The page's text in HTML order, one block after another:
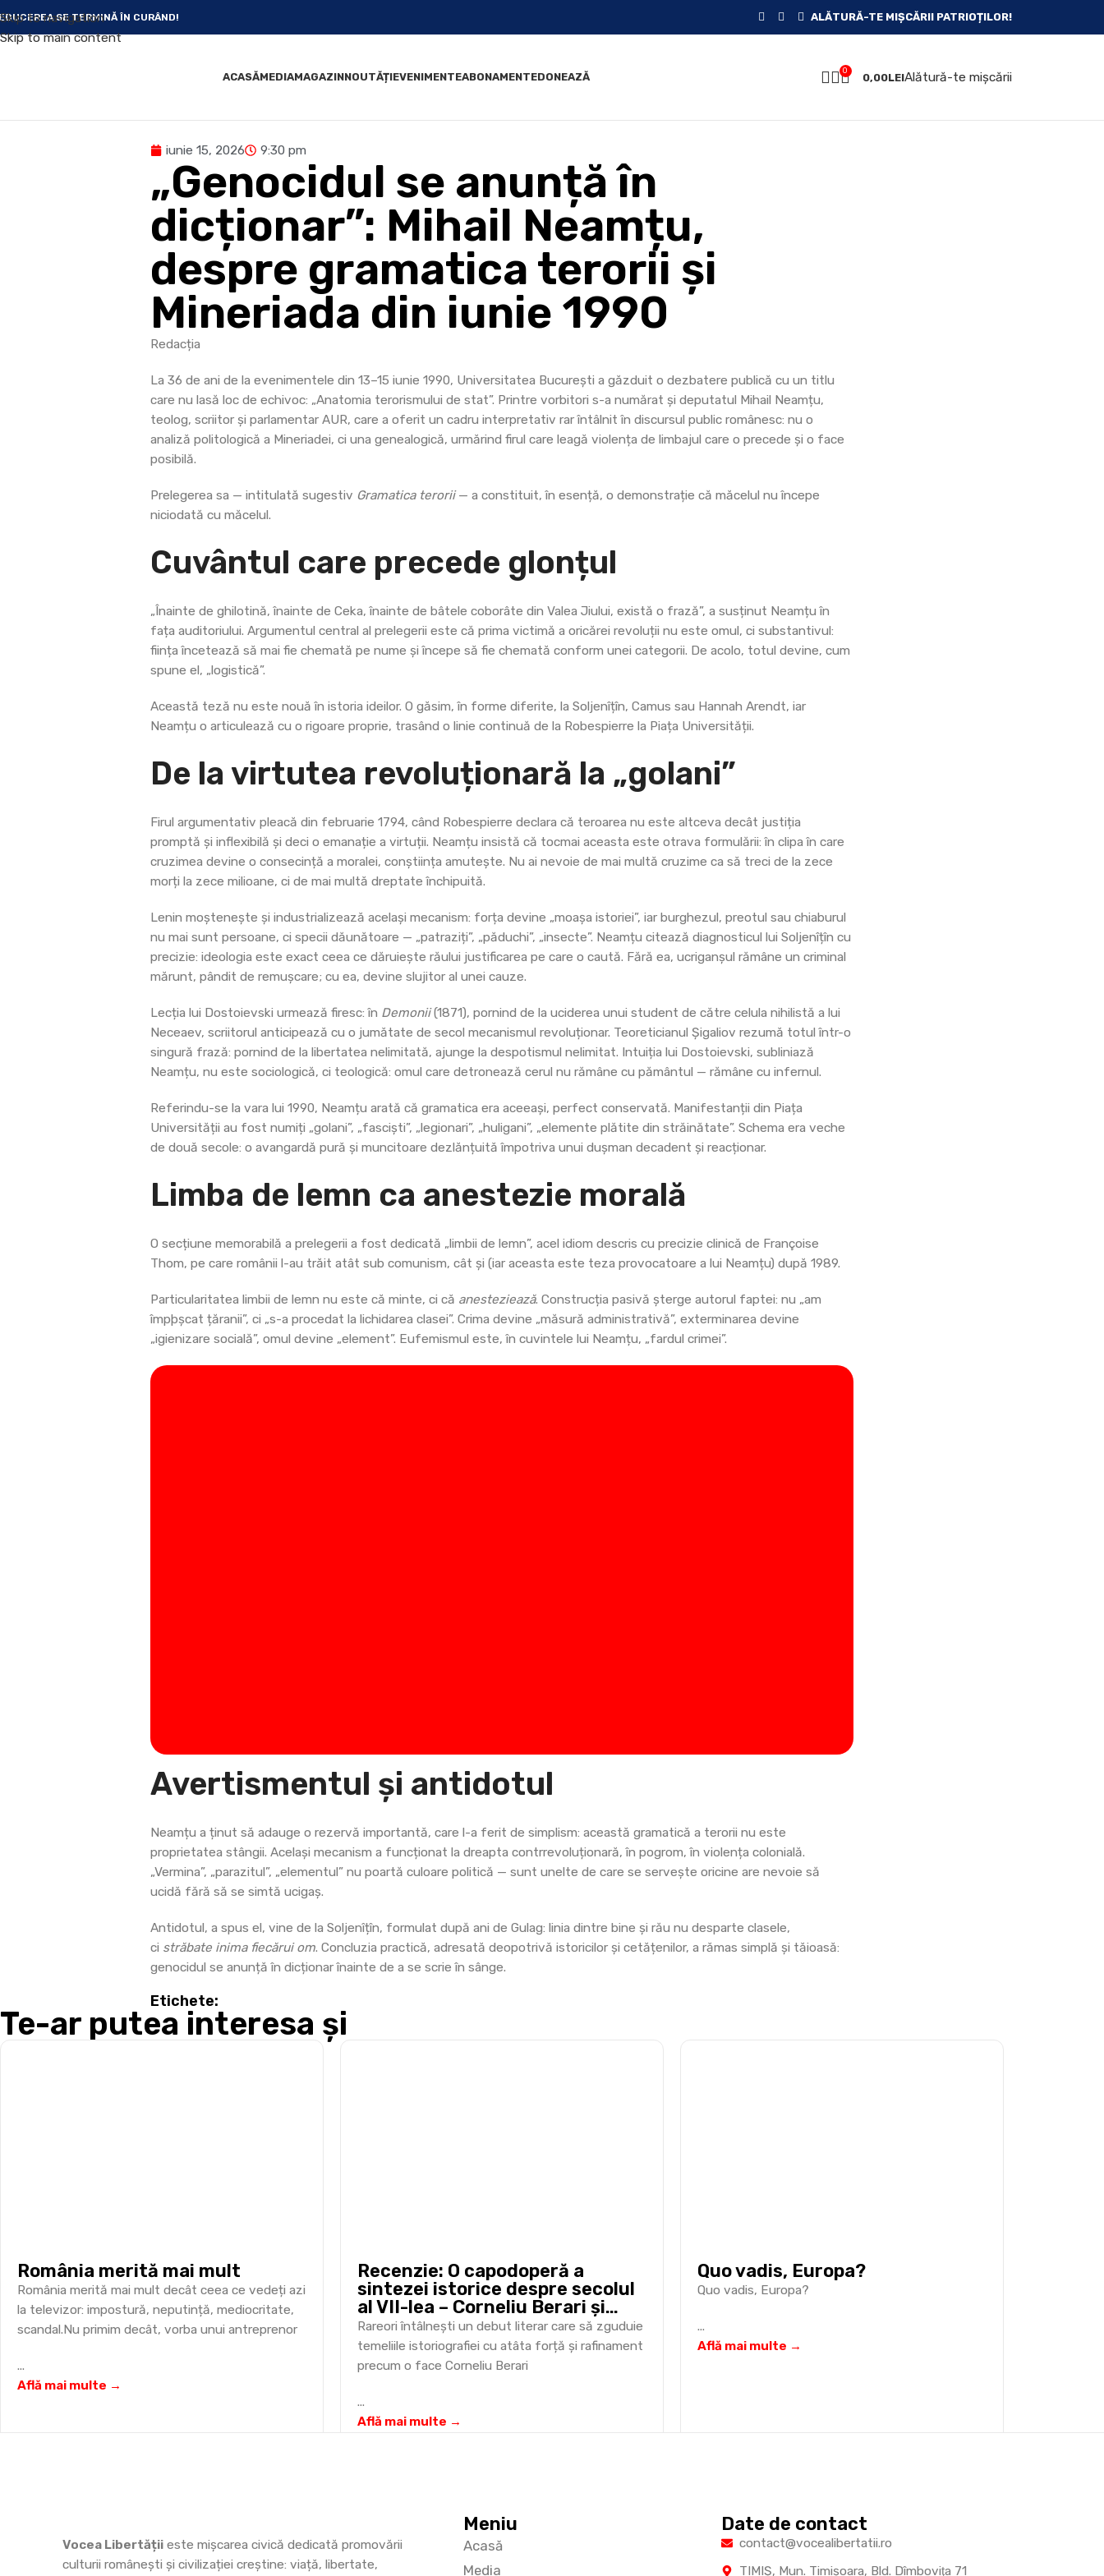
Skip to navigation
Skip to main content
SE TERMINĂ ÎN CURÂND! ALĂTURĂ-TE MIȘCĂRII PATRIOȚILOR!
ACASĂMEDIAMAGAZINNOUTĂȚIEVENIMENTEABONAMENTEDONEAZĂ 0
0,00LEIAlătură-te mișcării
iunie 15, 2026 9:30 pm
„Genocidul se anunță în
dicționar”: Mihail Neamțu,
despre gramatica terorii și
Mineriada din iunie 1990
Redacția
La 36 de ani de la evenimentele din 13–15 iunie 1990, Universitatea București a găzduit o dezbatere publică cu un titlu
care nu lasă loc de echivoc: „Anatomia terorismului de stat”. Printre vorbitori s-a numărat și deputatul Mihail Neamțu,
teolog, scriitor și parlamentar AUR, care a oferit un cadru interpretativ rar întâlnit în discursul public românesc: nu o
analiză politologică a Mineriadei, ci una genealogică, urmărind firul care leagă violența de limbajul care o precede și o face
posibilă.
Prelegerea sa — intitulată sugestiv Gramatica terorii— a constituit, în esență, o demonstrație că măcelul nu începe
niciodată cu măcelul.
Cuvântul care precede glonțul
„Înainte de ghilotină, înainte de Ceka, înainte de bâtele coborâte din Valea Jiului, există o frază”, a susținut Neamțu în
fața auditoriului. Argumentul central al prelegerii este că prima victimă a oricărei revoluții nu este omul, ci substantivul:
ființa încetează să mai fie chemată pe nume și începe să fie chemată conform unei categorii. De acolo, totul devine, cum
spune el, „logistică”.
Această teză nu este nouă în istoria ideilor. O găsim, în forme diferite, la Soljenîțîn, Camus sau Hannah Arendt, iar
Neamțu o articulează cu o rigoare proprie, trasând o linie continuă de la Robespierre la Piața Universității.
De la virtutea revoluționară la „golani”
Firul argumentativ pleacă din februarie 1794, când Robespierre declara că teroarea nu este altceva decât justiția
promptă și inflexibilă și deci o emanație a virtuții. Neamțu insistă că tocmai aceasta este otrava formulării: în clipa în care
cruzimea devine o consecință a moralei, conștiința amutește. Nu ai nevoie de mai multă cruzime ca să treci de la zece
morți la zece milioane, ci de mai multă dreptate închipuită.
Lenin moștenește și industrializează același mecanism: forța devine „moașa istoriei”, iar burghezul, preotul sau chiaburul
nu mai sunt persoane, ci specii dăunătoare — „patraziți”, „păduchi”, „insecte”. Neamțu citează diagnosticul lui Soljenîțîn cu
precizie: ideologia este exact ceea ce dăruiește răului justificarea pe care o caută. Fără ea, ucriganșul rămâne un criminal
mărunt, pândit de remușcare; cu ea, devine slujitor al unei cauze.
Lecția lui Dostoievski urmează firesc: în Demonii(1871), pornind de la uciderea unui student de către celula nihilistă a lui
Neceaev, scriitorul anticipează cu o jumătate de secol mecanismul revoluționar. Teoreticianul Șigaliov rezumă totul într-o
singură frază: pornind de la libertatea nelimitată, ajunge la despotismul nelimitat. Intuiția lui Dostoievski, subliniază
Neamțu, nu este sociologică, ci teologică: omul care detronează cerul nu rămâne cu pământul — rămâne cu infernul.
Referindu-se la vara lui 1990, Neamțu arată că gramatica era aceeași, perfect conservată. Manifestanții din Piața
Universității au fost numiți „golani”, „fasciști”, „legionari”, „huligani”, „elemente plătite din străinătate”. Schema era veche
de două secole: o avangardă pură și muncitoare dezlănțuită împotriva unui dușman decadent și reacționar.
Limba de lemn ca anestezie morală
O secțiune memorabilă a prelegerii a fost dedicată „limbii de lemn”, acel idiom descris cu precizie clinică de Françoise
Thom, pe care românii l-au trăit atât sub comunism, cât și (iar aceasta este teza provocatoare a lui Neamțu) după 1989.
Particularitatea limbii de lemn nu este că minte, ci că anesteziează. Construcția pasivă șterge autorul faptei: nu „am
împþșcat țăranii”, ci „s-a procedat la lichidarea clasei”. Crima devine „măsură administrativă”, exterminarea devine
„igienizare socială”, omul devine „element”. Eufemismul este, în cuvintele lui Neamțu, „fardul crimei”.
Avertismentul și antidotul
Neamțu a ținut să adauge o rezervă importantă, care l-a ferit de simplism: această gramatică a terorii nu este
proprietatea stângii. Același mecanism a funcționat la dreapta contrrevoluționară, în pogrom, în violența colonială.
„Vermina”, „parazitul”, „elementul” nu poartă culoare politică — sunt unelte de care se servește oricine are nevoie să
ucidă fără să se simtă ucigaș.
Antidotul, a spus el, vine de la Soljenîțîn, formulat după ani de Gulag: linia dintre bine și rău nu desparte clasele,
ci străbate inima fiecărui om. Concluzia practică, adresată deopotrivă istoricilor și cetățenilor, a rămas simplă și tăioasă:
genocidul se anunță în dicționar înainte de a se scrie în sânge.
Etichete:
Te-ar putea interesa și
România merită mai mult
România merită mai mult decât ceea ce vedeți azi
la televizor: impostură, neputință, mediocritate,
scandal.Nu primim decât, vorba unui antreprenor
...
Află mai multe →
Recenzie: O capodoperă a
sintezei istorice despre secolul
al VII-lea – Corneliu Berari și
„războiul mondial” al Antichității
târzii
Rareori întâlnești un debut literar care să zguduie
temeliile istoriografiei cu atâta forță și rafinament
precum o face Corneliu Berari
...
Află mai multe →
Quo vadis, Europa?
Quo vadis, Europa?
...
Află mai multe →
Vocea Libertățiieste mișcarea civică dedicată promovării
culturii românești și civilizației creștine: viață, libertate,
Meniu
Acasă
Media
Date de contact
contact@vocealibertatii.ro
TIMIŞ, Mun. Timişoara, Bld. Dîmboviţa 71